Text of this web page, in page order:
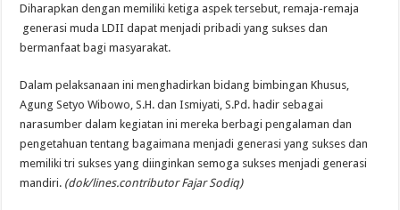
Diharapkan dengan memiliki ketiga aspek tersebut, remaja-remaja
generasi muda LDII dapat menjadi pribadi yang sukses dan
bermanfaat bagi masyarakat.
Dalam pelaksanaan ini menghadirkan bidang bimbingan Khusus,
Agung Setyo Wibowo, S.H. dan Ismiyati, S.Pd. hadir sebagai
narasumber dalam kegiatan ini mereka berbagi pengalaman dan
pengetahuan tentang bagaimana menjadi generasi yang sukses dan
memiliki tri sukses yang diinginkan semoga sukses menjadi generasi
mandiri. (dok/lines.contributor Fajar Sodiq)